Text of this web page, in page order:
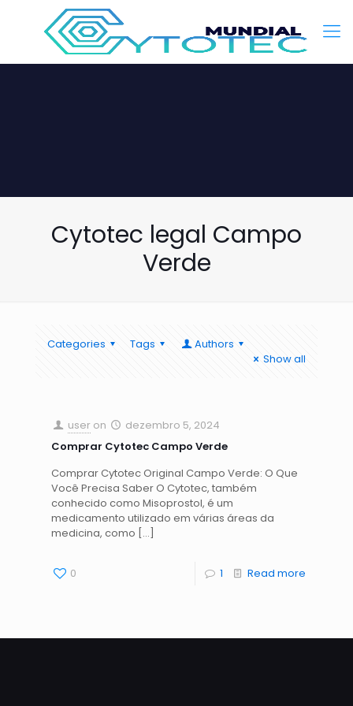
Cytotec legal Campo
Verde
Categories Tags
Authors
Show all
user on
dezembro 5, 2024
Comprar Cytotec Campo Verde
Comprar Cytotec Original Campo Verde: O Que
Você Precisa Saber O Cytotec, também
conhecido como Misoprostol, é um
medicamento utilizado em várias áreas da
medicina, como […]
0 1 Read more